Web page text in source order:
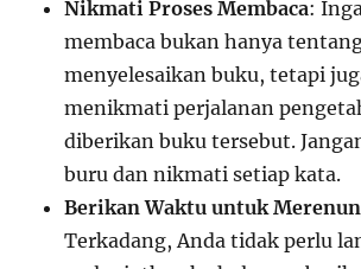
Nikmati Proses Membaca:
membaca bukan hanya
menyelesaikan buku, tetapi
menikmati perjalanan
diberikan buku tersebut.
buru dan nikmati setiap kata.
Berikan Waktu untuk
Terkadang, Anda tidak perlu